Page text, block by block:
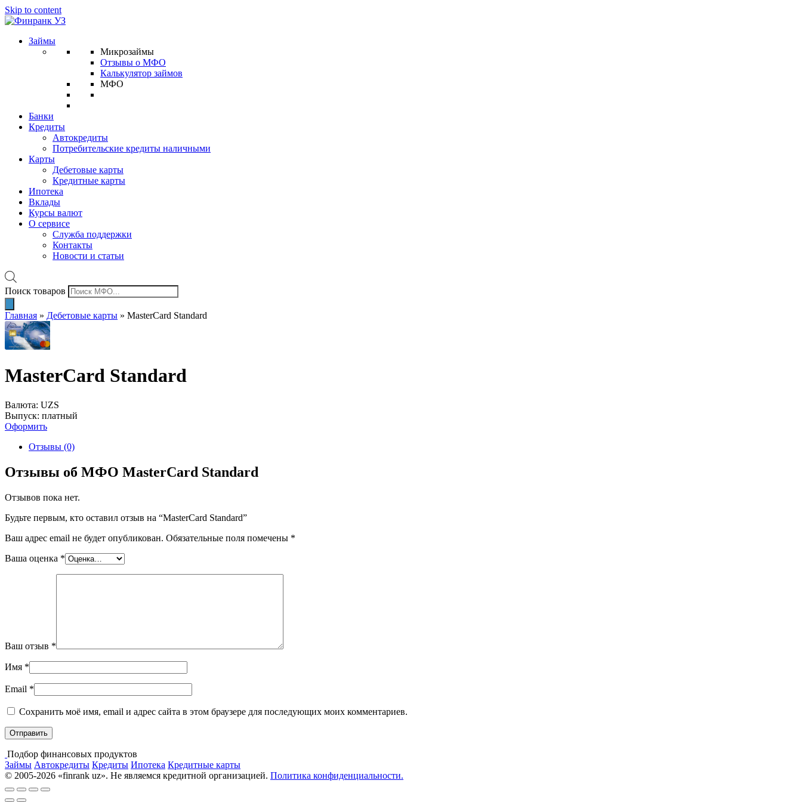
Skip to content
Займы
Микрозаймы
Отзывы о МФО
Калькулятор займов
МФО
Банки
Кредиты
Автокредиты
Потребительские кредиты наличными
Карты
Дебетовые карты
Кредитные карты
Ипотека
Вклады
Курсы валют
О сервисе
Служба поддержки
Контакты
Новости и статьи
Поиск товаров
Главная » Дебетовые карты » MasterCard Standard
MasterCard Standard
Валюта: UZS
Выпуск: платный
Оформить
Отзывы (0)
Отзывы об МФО MasterCard Standard
Отзывов пока нет.
Будьте первым, кто оставил отзыв на “MasterCard Standard”
Ваш адрес email не будет опубликован. Обязательные поля помечены *
Ваша оценка *
Ваш отзыв *
Имя *
Email *
Сохранить моё имя, email и адрес сайта в этом браузере для последующих моих комментариев.
Подбор финансовых продуктов
Займы Автокредиты Кредиты Ипотека Кредитные карты
© 2005-2026 «finrank uz». Не являемся кредитной организацией. Политика конфиденциальности.